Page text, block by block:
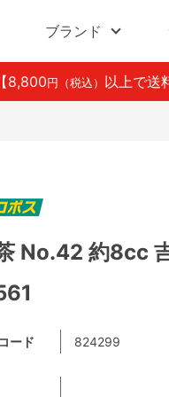
ブランド
【8,800 円（税込） 以上で送
No.42 約8cc
ード 824299